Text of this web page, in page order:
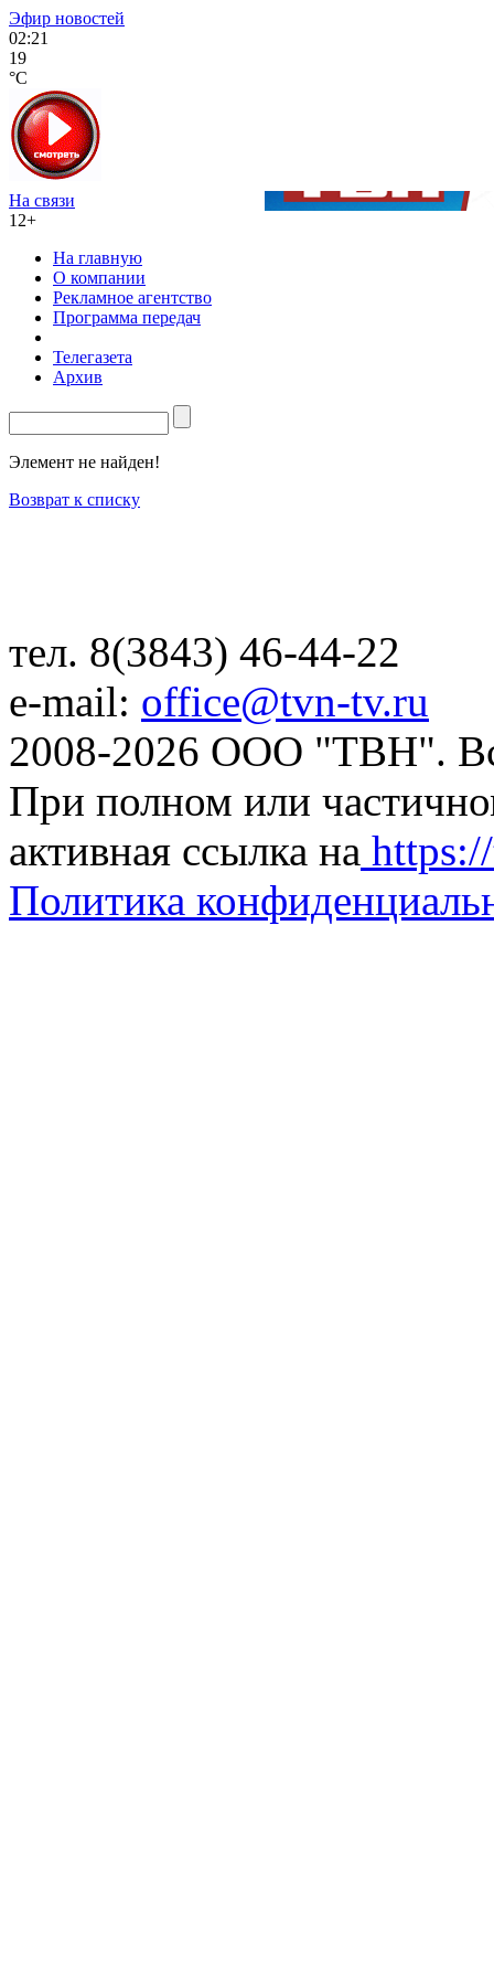
Эфир новостей
02:21
19
°C
На связи
12+
На главную
О компании
Рекламное агентство
Программа передач
Телегазета
Архив
Элемент не найден!
Возврат к списку
тел. 8(3843) 46-44-22
e-mail: office@tvn-tv.ru
2008-2026 ООО "ТВН".
При полном или
активная ссылка на
Политика